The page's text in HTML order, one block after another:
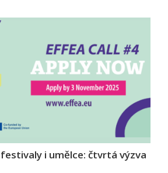
i umělce: čtvrtá výzva